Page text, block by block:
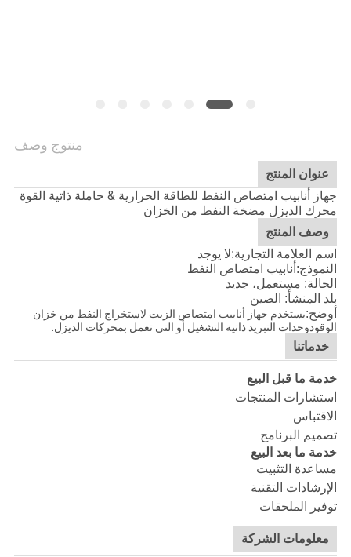
منتوج وصف
عنوان المنتج
جهاز أنابيب امتصاص النفط للطاقة الحرارية & حاملة ذاتية القوة
محرك الديزل مضخة النفط من الخزان
وصف المنتج
اسم العلامة التجارية:لا يوجد
النموذج: أنابيب امتصاص النفط
الحالة: مستعمل، جديد
بلد المنشأ: الصين
أوضح:يستخدم جهاز أنابيب امتصاص الزيت لاستخراج النفط من خزان
الوقودوحدات التبريد ذاتية التشغيل أو التي تعمل بمحركات الديزل.
خدماتنا
خدمة ما قبل البيع
استشارات المنتجات
الاقتباس
تصميم البرنامج
خدمة ما بعد البيع
مساعدة التثبيت
الإرشادات التقنية
توفير الملحقات
معلومات الشركة